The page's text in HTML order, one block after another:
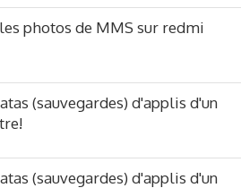
photos de MMS sur redmi
(sauvegardes) d'applis d'un
(sauvegardes) d'applis d'un